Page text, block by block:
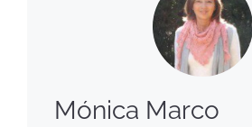
Mónica Marco